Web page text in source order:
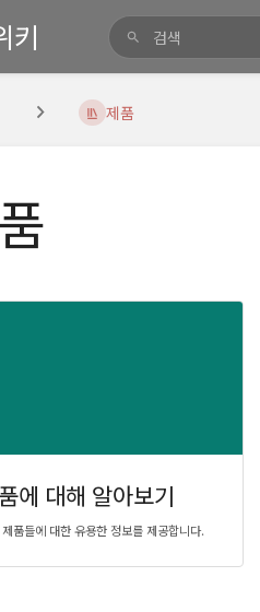
키
제품
에 대해 알아보기
품들에 대한 유용한 정보를 제공합니다.